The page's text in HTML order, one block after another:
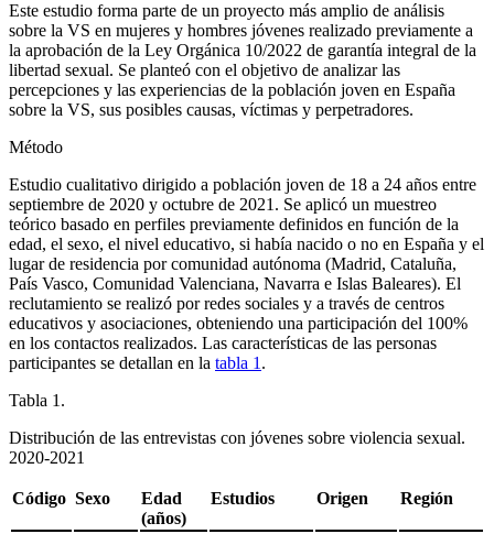
Este estudio forma parte de un proyecto más amplio de análisis
sobre la VS en mujeres y hombres jóvenes realizado previamente a
la aprobación de la Ley Orgánica 10/2022 de garantía integral de la
libertad sexual. Se planteó con el objetivo de analizar las
percepciones y las experiencias de la población joven en España
sobre la VS, sus posibles causas, víctimas y perpetradores.
Método
Estudio cualitativo dirigido a población joven de 18 a 24 años entre
septiembre de 2020 y octubre de 2021. Se aplicó un muestreo
teórico basado en perfiles previamente definidos en función de la
edad, el sexo, el nivel educativo, si había nacido o no en España y el
lugar de residencia por comunidad autónoma (Madrid, Cataluña,
País Vasco, Comunidad Valenciana, Navarra e Islas Baleares). El
reclutamiento se realizó por redes sociales y a través de centros
educativos y asociaciones, obteniendo una participación del 100%
en los contactos realizados. Las características de las personas
participantes se detallan en la tabla 1.
Tabla 1.
Distribución de las entrevistas con jóvenes sobre violencia sexual.
2020-2021
Código Sexo
Edad
(años)
Estudios Origen Región